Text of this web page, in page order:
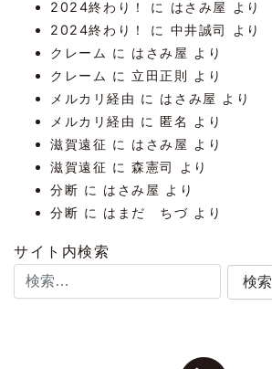
2024終わり！ に はさみ屋
より
2024終わり！
に 中井誠司
より
クレーム に はさみ屋 より
クレーム に 立田正則 より
メルカリ経由 に はさみ屋 より
メルカリ経由 に匿名
より
滋賀遠征 に はさみ屋 より
滋賀遠征 に森憲司
より
分断 に はさみ屋 より
分断 に はまだ ちづ より
サイト内検索